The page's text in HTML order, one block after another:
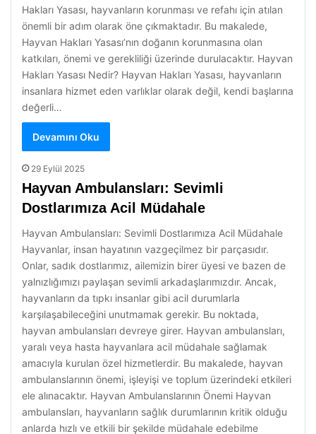
Hakları Yasası, hayvanların korunması ve refahı için atılan
önemli bir adım olarak öne çıkmaktadır. Bu makalede,
Hayvan Hakları Yasası’nın doğanın korunmasına olan
katkıları, önemi ve gerekliliği üzerinde durulacaktır. Hayvan
Hakları Yasası Nedir? Hayvan Hakları Yasası, hayvanların
insanlara hizmet eden varlıklar olarak değil, kendi başlarına
değerli…
Devamını Oku
29 Eylül 2025
Hayvan Ambulansları: Sevimli
Dostlarımıza Acil Müdahale
Hayvan Ambulansları: Sevimli Dostlarımıza Acil Müdahale
Hayvanlar, insan hayatının vazgeçilmez bir parçasıdır.
Onlar, sadık dostlarımız, ailemizin birer üyesi ve bazen de
yalnızlığımızı paylaşan sevimli arkadaşlarımızdır. Ancak,
hayvanların da tıpkı insanlar gibi acil durumlarla
karşılaşabileceğini unutmamak gerekir. Bu noktada,
hayvan ambulansları devreye girer. Hayvan ambulansları,
yaralı veya hasta hayvanlara acil müdahale sağlamak
amacıyla kurulan özel hizmetlerdir. Bu makalede, hayvan
ambulanslarının önemi, işleyişi ve toplum üzerindeki etkileri
ele alınacaktır. Hayvan Ambulanslarının Önemi Hayvan
ambulansları, hayvanların sağlık durumlarının kritik olduğu
anlarda hızlı ve etkili bir şekilde müdahale edebilme